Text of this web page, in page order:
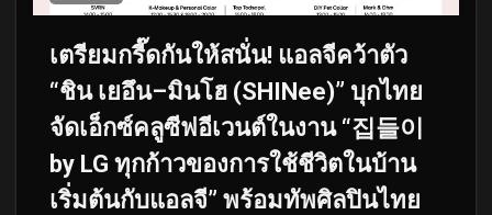
เตรียมกรี๊ดกันให้สนั่น! แอลจีคว้าตัว
“ชิน เยอึน–มินโฮ (SHINee)” บุกไทย
จัดเอ็กซ์คลูซีฟอีเวนต์ในงาน “집들이
by LG ทุกก้าวของการใช้ชีวิตในบ้าน
เริ่มต้นกับแอลจี” พร้อมทัพศิลปินไทย